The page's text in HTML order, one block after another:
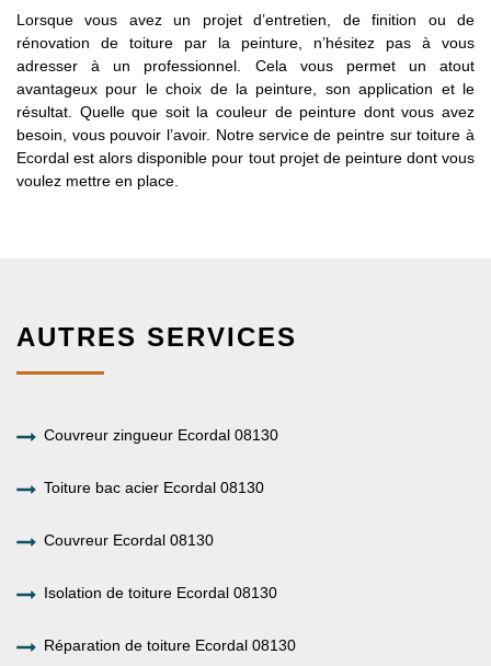
Lorsque vous avez un projet d’entretien, de finition ou de
rénovation de toiture par la peinture, n’hésitez pas à vous
adresser à un professionnel. Cela vous permet un atout
avantageux pour le choix de la peinture, son application et le
résultat. Quelle que soit la couleur de peinture dont vous avez
besoin, vous pouvoir l’avoir. Notre service de peintre sur toiture à
Ecordal est alors disponible pour tout projet de peinture dont vous
voulez mettre en place.
AUTRES SERVICES
Couvreur zingueur Ecordal 08130
Toiture bac acier Ecordal 08130
Couvreur Ecordal 08130
Isolation de toiture Ecordal 08130
Réparation de toiture Ecordal 08130